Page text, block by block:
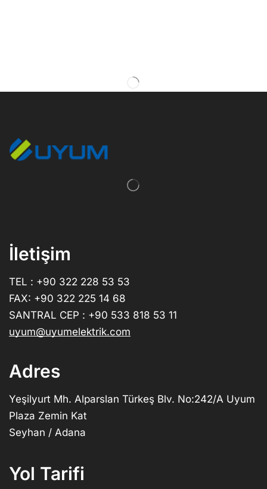
İletişim
TEL : +90 322 228 53 53
FAX: +90 322 225 14 68
SANTRAL CEP : +90 533 818 53 11
uyum@uyumelektrik.com
Adres
Yeşilyurt Mh. Alparslan Türkeş Blv. No:242/A Uyum
Plaza Zemin Kat
Seyhan / Adana
Yol Tarifi